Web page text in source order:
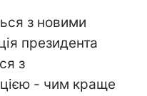
з новими
президента
з
- чим краще